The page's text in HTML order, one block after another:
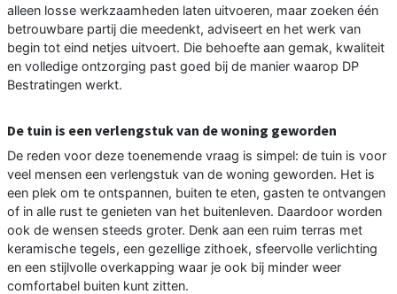
alleen losse werkzaamheden laten uitvoeren, maar zoeken één
betrouwbare partij die meedenkt, adviseert en het werk van
begin tot eind netjes uitvoert. Die behoefte aan gemak, kwaliteit
en volledige ontzorging past goed bij de manier waarop DP
Bestratingen werkt.
De tuin is een verlengstuk van de woning geworden
De reden voor deze toenemende vraag is simpel: de tuin is voor
veel mensen een verlengstuk van de woning geworden. Het is
een plek om te ontspannen, buiten te eten, gasten te ontvangen
of in alle rust te genieten van het buitenleven. Daardoor worden
ook de wensen steeds groter. Denk aan een ruim terras met
keramische tegels, een gezellige zithoek, sfeervolle verlichting
en een stijlvolle overkapping waar je ook bij minder weer
comfortabel buiten kunt zitten.